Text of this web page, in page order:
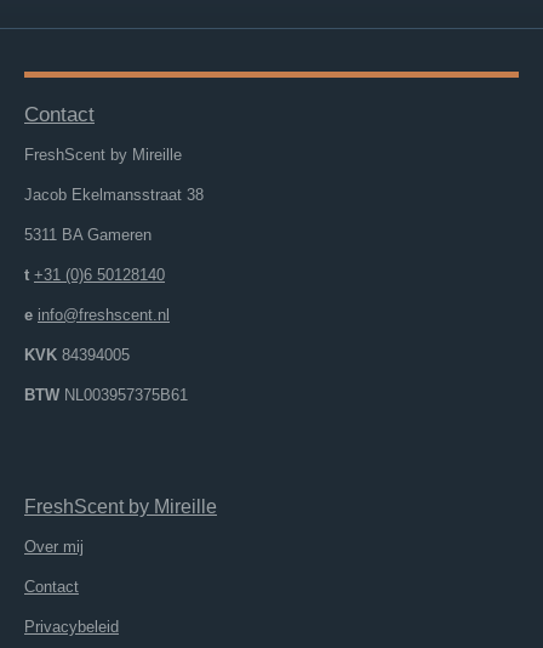
Contact
FreshScent by Mireille
Jacob Ekelmansstraat 38
5311 BA Gameren
t +31 (0)6 50128140
e info@freshscent.nl
KVK 84394005
BTW NL003957375B61
FreshScent by Mireille
Over mij
Contact
Privacybeleid